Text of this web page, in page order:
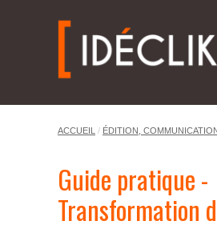
ACCUEIL / ÉDITION,
Guide pratique -
Transformation